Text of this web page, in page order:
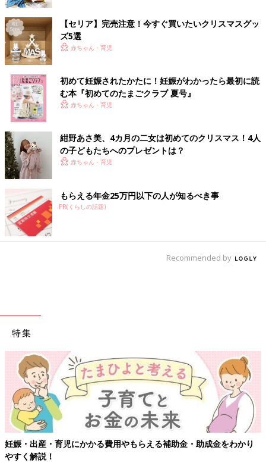
『探偵気分でプレゼント探し』は大成功でした！
１枚１枚一生懸命考えて探していました。
プレゼントを見つけた時は大喜び。
実は、このプレゼント探しは私が小さい頃両親がしてくれたこと
でした。
自分が親になったら我が子にやってあげたいことの１つを叶えら
クリスマスプレゼントにもおススメなので是非お試しください！
夫が担当したほうが上手くいったこと。父親の役割と母親の役割
【なかよし兄妹日記vol.16】
■Instagram
『ママと子どもが一緒に楽しめるもの』をテーマに、オリジナル
のイラストを使ってものづくりをしています。
前の話
複雑なココロは成長
の証？【なかよし兄
妹日記vol.21】
一覧
次の話
「寝かしつけ」はいつ
まで？みんなどうして
る？【なかよし兄妹日
記vol.23】
【セリア】完売注意！今すぐ買いたいクリスマスグッ
ズ5選
赤ちゃん・育児
初めて妊娠されたかたに！妊娠がわかったら最初に読
む本『初めてのたまごクラブ 夏号』
赤ちゃん・育児
紺野あさ美、4カ月の二女は初めてのクリスマス！4人
の子どもたちへのプレゼントは？
赤ちゃん・育児
もらえる年金25万円以下の人が知るべき事
PR(くらしの話題)
Recommended by
特集
妊娠・出産・育児にかかる費用やもらえる補助金・助成金をわかり
やすく解説！